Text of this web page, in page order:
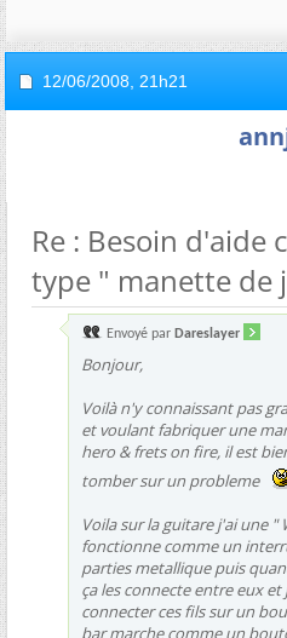
12/06/2008, 21h21
Re : Besoin d'aide
type " manette de
Envoyé par Dareslayer
Bonjour,
Voilà n'y connaissant pas
et voulant fabriquer une
hero & frets on fire, il est
tomber sur un probleme
Voila sur la guitare j'ai une "
fonctionne comme un
parties metallique puis
ça les connecte entre eux
connecter ces fils sur un
bar marche comme un